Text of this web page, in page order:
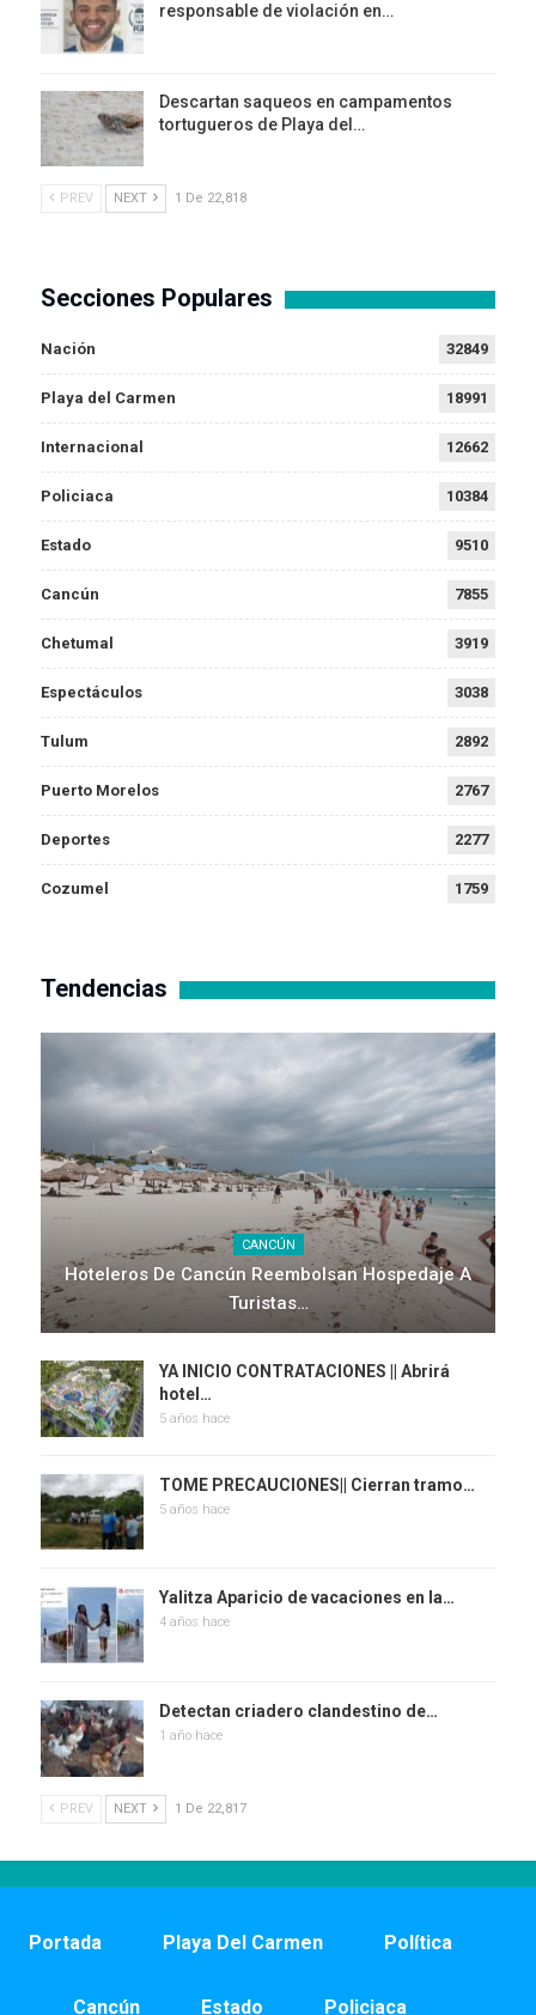
responsable de violación en…
Descartan saqueos en campamentos
tortugueros de Playa del…
PREV NEXT 1 De 22,818
Secciones Populares
Nación 32849
Playa del Carmen 18991
Internacional 12662
Policiaca 10384
Estado 9510
Cancún 7855
Chetumal 3919
Espectáculos 3038
Tulum 2892
Puerto Morelos 2767
Deportes 2277
Cozumel 1759
Tendencias
CANCÚN
Hoteleros De Cancún Reembolsan Hospedaje A
Turistas…
YA INICIO CONTRATACIONES || Abrirá
hotel…
5 años hace
TOME PRECAUCIONES|| Cierran tramo…
5 años hace
Yalitza Aparicio de vacaciones en la…
4 años hace
Detectan criadero clandestino de…
1 año hace
PREV NEXT 1 De 22,817
Portada Playa Del Carmen Política
Cancún Estado Policiaca